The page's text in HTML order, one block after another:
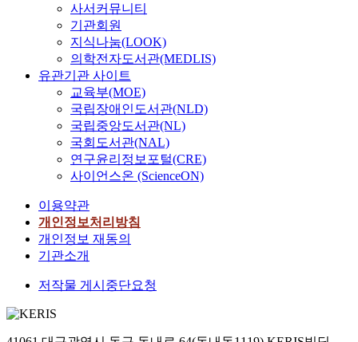
사서커뮤니티
기관회원
지식나눔(LOOK)
의학전자도서관(MEDLIS)
유관기관 사이트
교육부(MOE)
국립장애인도서관(NLD)
국립중앙도서관(NL)
국회도서관(NAL)
연구윤리정보포털(CRE)
사이언스온 (ScienceON)
이용약관
개인정보처리방침
개인정보 재동의
기관소개
저작물 게시중단요청